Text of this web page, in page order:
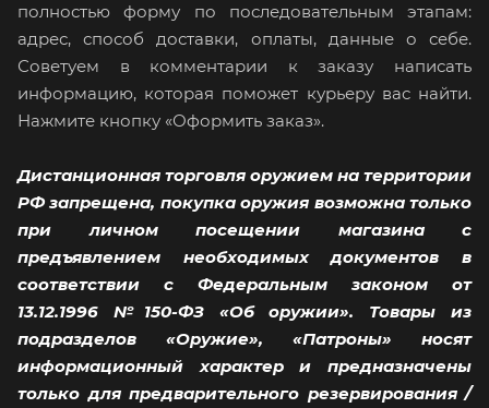
полностью форму по последовательным этапам:
адрес, способ доставки, оплаты, данные о себе.
Советуем в комментарии к заказу написать
информацию, которая поможет курьеру вас найти.
Нажмите кнопку «Оформить заказ».
Дистанционная торговля оружием на территории
РФ запрещена, покупка оружия возможна только
при личном посещении магазина с
предъявлением необходимых документов в
соответствии с Федеральным законом от
13.12.1996 №150-ФЗ «Об оружии». Товары из
подразделов «Оружие», «Патроны» носят
информационный характер и предназначены
только для предварительного резервирования /